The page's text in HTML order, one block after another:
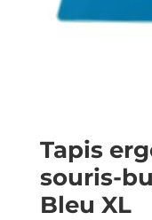
Tapis
souris-
Bleu XL